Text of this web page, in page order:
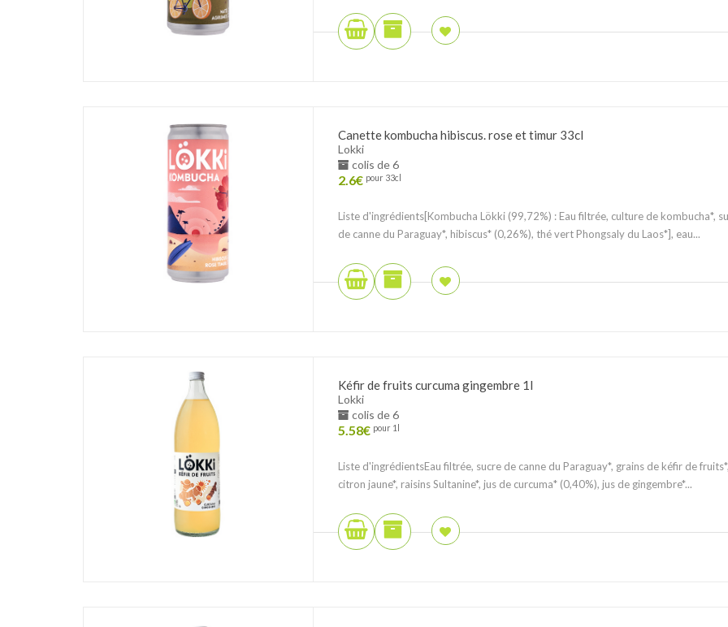
Canette kombucha hibiscus. rose et timur 33cl
Lokki
colis de 6
2.6€ pour 33cl
Liste d'ingrédients[Kombucha Lökki (99,72%) : Eau filtrée, culture de kombucha*,
de canne du Paraguay*, hibiscus* (0,26%), thé vert Phongsaly du Laos*], eau...
Kéfir de fruits curcuma gingembre 1l
Lokki
colis de 6
5.58€ pour 1l
Liste d'ingrédientsEau filtrée, sucre de canne du Paraguay*, grains de kéfir de fruits*,
citron jaune*, raisins Sultanine*, jus de curcuma* (0,40%), jus de gingembre*...